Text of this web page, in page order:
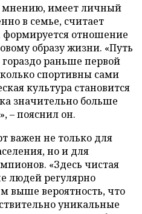
мнению, имеет личный
в семье, считает
отношение
образу жизни. «Путь
раньше первой
спортивны сами
культура становится
значительно больше
– пояснил он.
важен не только для
но и для
«Здесь чистая
людей регулярно
выше вероятность, что
уникальные